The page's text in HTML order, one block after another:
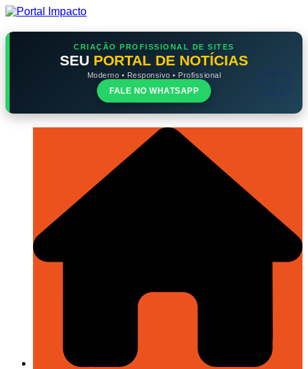
Ir
o
CRIAÇÃO PROFISSIONAL DE SITES
SEU PORTAL DE NOTÍCIAS
Moderno • Responsivo • Profissional
FALE NO WHATSAPP